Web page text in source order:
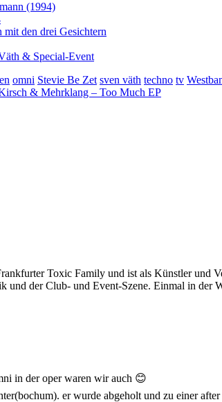
(1994)
den drei Gesichtern
& Special-Event
omni Stevie Be Zet sven väth techno tv
& Mehrklang – Too Much EP
Toxic Family und ist als Künstler und
und der Club- und Event-Szene. Einmal in
in der oper waren wir auch 😊
er wurde abgeholt und zu einer